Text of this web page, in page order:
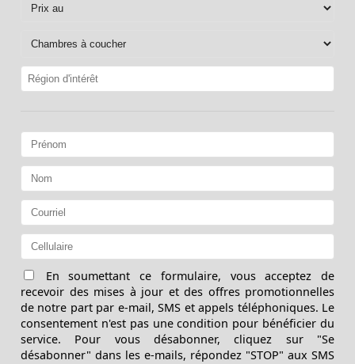
En soumettant ce formulaire, vous acceptez de
recevoir des mises à jour et des offres promotionnelles
de notre part par e-mail, SMS et appels téléphoniques. Le
consentement n'est pas une condition pour bénéficier du
service. Pour vous désabonner, cliquez sur "Se
désabonner" dans les e-mails, répondez "STOP" aux SMS